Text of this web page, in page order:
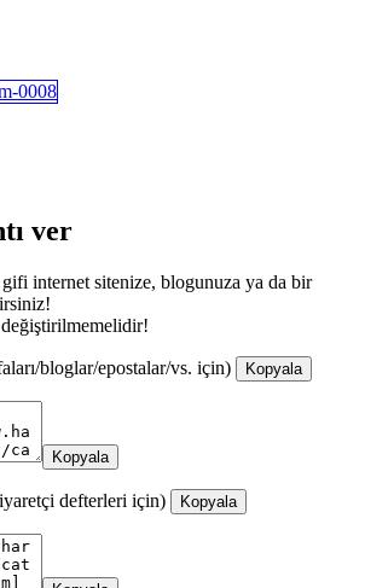
ver
internet sitenize, blogunuza ya da bir
bloglar/epostalar/vs. için) Kopyala
Kopyala
defterleri için) Kopyala